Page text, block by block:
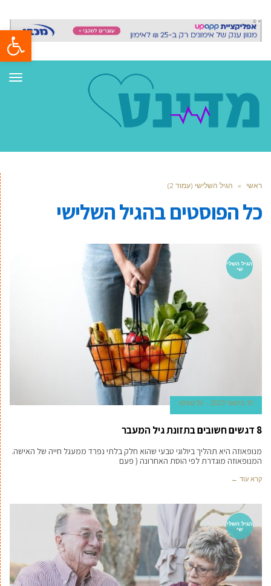
פתח
ראשי » הגיל השלישי (עמוד 2)
כל הפוסטים בהגיל השלישי
הגיל השלי
שי
10 בינואר 2023 גל טוויטו
8 דגשים חשובים בתזונת גיל המעבר
מנופאוזה היא תהליך ביולוגי טבעי שהוא חלק בלתי נפרד ממעגל חייה של האישה.
המנופאוזה מוגדרת לפי הוסת האחרונה ( פעם
קרא עוד ←
הגיל השלי
שי